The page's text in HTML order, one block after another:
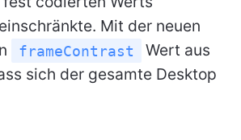
Mit der neuen
frameContrast
Wert aus
sich der gesamte Desktop